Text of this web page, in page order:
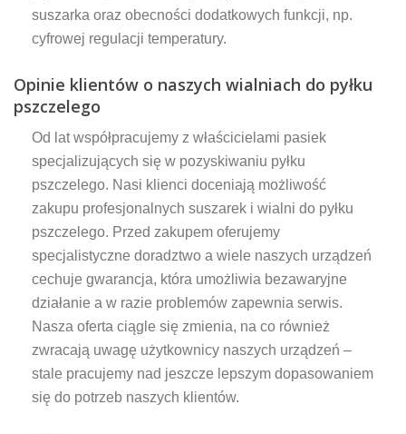
suszarka oraz obecności dodatkowych funkcji, np.
cyfrowej regulacji temperatury.
Opinie klientów o naszych wialniach do pyłku
pszczelego
Od lat współpracujemy z właścicielami pasiek
specjalizujących się w pozyskiwaniu pyłku
pszczelego. Nasi klienci doceniają możliwość
zakupu profesjonalnych suszarek i wialni do pyłku
pszczelego. Przed zakupem oferujemy
specjalistyczne doradztwo a wiele naszych urządzeń
cechuje gwarancja, która umożliwia bezawaryjne
działanie a w razie problemów zapewnia serwis.
Nasza oferta ciągle się zmienia, na co również
zwracają uwagę użytkownicy naszych urządzeń –
stale pracujemy nad jeszcze lepszym dopasowaniem
się do potrzeb naszych klientów.